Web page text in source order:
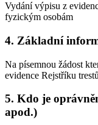
Vydání výpisu z
fyzickým osobám
4. Základní
Na písemnou žádost
evidence Rejstříku
5. Kdo je
apod.)